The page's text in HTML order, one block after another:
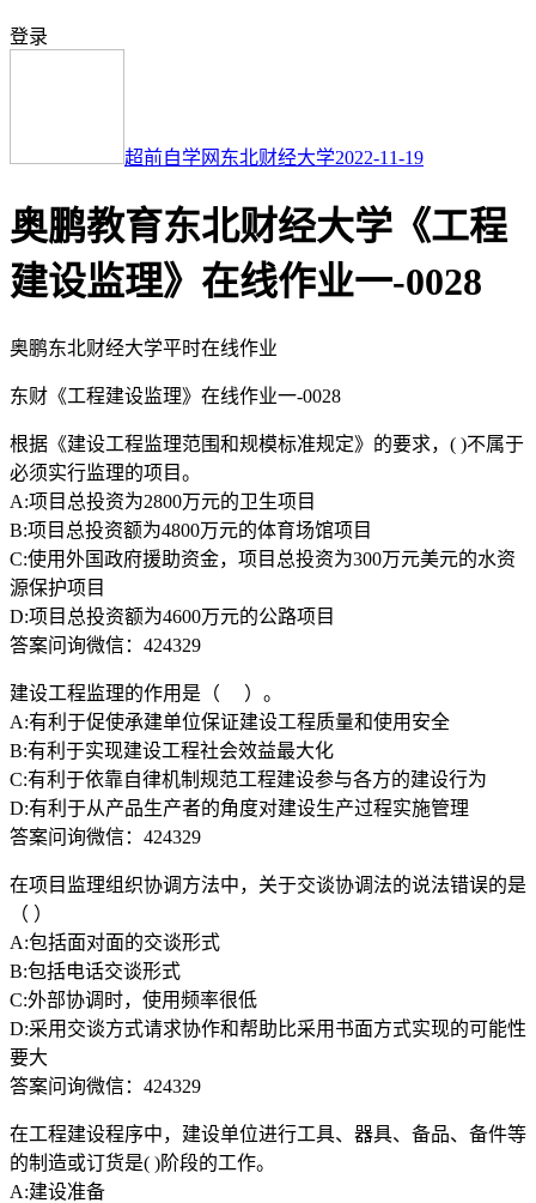
登录
超前自学网 东北财经大学2022-11-19
奥鹏教育东北财经大学《工程
建设监理》在线作业一-0028
奥鹏东北财经大学平时在线作业
东财《工程建设监理》在线作业一-0028
根据《建设工程监理范围和规模标准规定》的要求，( )不属于
必须实行监理的项目。
A:项目总投资为2800万元的卫生项目
B:项目总投资额为4800万元的体育场馆项目
C:使用外国政府援助资金，项目总投资为300万元美元的水资
源保护项目
D:项目总投资额为4600万元的公路项目
答案问询微信：424329
建设工程监理的作用是（ ）。
A:有利于促使承建单位保证建设工程质量和使用安全
B:有利于实现建设工程社会效益最大化
C:有利于依靠自律机制规范工程建设参与各方的建设行为
D:有利于从产品生产者的角度对建设生产过程实施管理
答案问询微信：424329
在项目监理组织协调方法中，关于交谈协调法的说法错误的是
（ ）
A:包括面对面的交谈形式
B:包括电话交谈形式
C:外部协调时，使用频率很低
D:采用交谈方式请求协作和帮助比采用书面方式实现的可能性
要大
答案问询微信：424329
在工程建设程序中，建设单位进行工具、器具、备品、备件等
的制造或订货是( )阶段的工作。
A:建设准备